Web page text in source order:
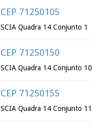
CEP 71250105
SCIA Quadra 14 Conjunto 1
CEP 71250150
SCIA Quadra 14 Conjunto 10
CEP 71250155
SCIA Quadra 14 Conjunto 11